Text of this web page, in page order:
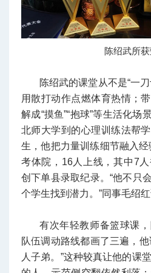
陈绍武所
陈绍武的课堂从不是“一
用散打动作点燃体育热情；
解成“摸鱼”“抱球”等生活化场
北师大学到的心理训练法帮
生，他把力量训练细节融入
考体院，16人上线，其中7人
创下单县录取纪录。“他不只
个学生找到潜力。”同事毛绍红
有次年轻教师备篮球课
队伍调动路线都画了三遍，
人子弟。”这种较真让他的课